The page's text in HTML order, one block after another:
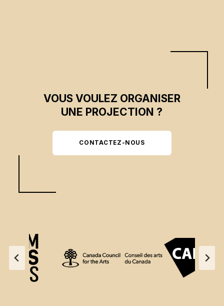
VOUS VOULEZ ORGANISER
UNE PROJECTION ?
CONTACTEZ-NOUS